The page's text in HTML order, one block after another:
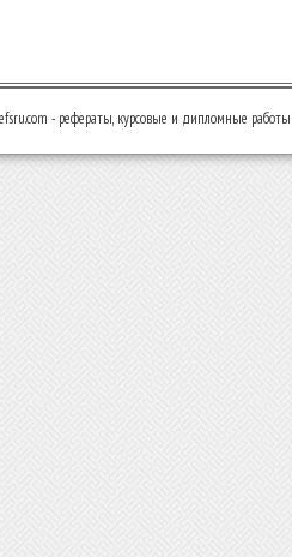
- рефераты, курсовые и дипломные работы